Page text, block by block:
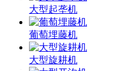
大型起垄机
葡萄埋藤机
大型旋耕机